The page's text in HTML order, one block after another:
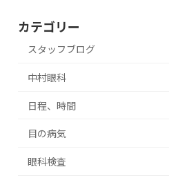
カテゴリー
スタッフブログ
中村眼科
日程、時間
目の病気
眼科検査